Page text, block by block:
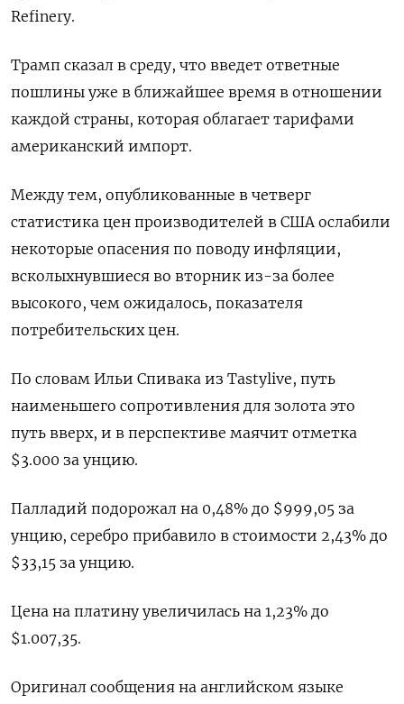
Refinery.
Трамп сказал в среду, что введет ответные
пошлины уже в ближайшее время в отношении
каждой страны, которая облагает тарифами
американский импорт.
Между тем, опубликованные в четверг
статистика цен производителей в США ослабили
некоторые опасения по поводу инфляции,
всколыхнувшиеся во вторник из-за более
высокого, чем ожидалось, показателя
потребительских цен.
По словам Ильи Спивака из Tastylive, путь
наименьшего сопротивления для золота это
путь вверх, и в перспективе маячит отметка
$3.000 за унцию.
Палладий подорожал на 0,48% до $999,05 за
унцию, серебро прибавило в стоимости 2,43% до
$33,15 за унцию.
Цена на платину увеличилась на 1,23% до
$1.007,35.
Оригинал сообщения на английском языке